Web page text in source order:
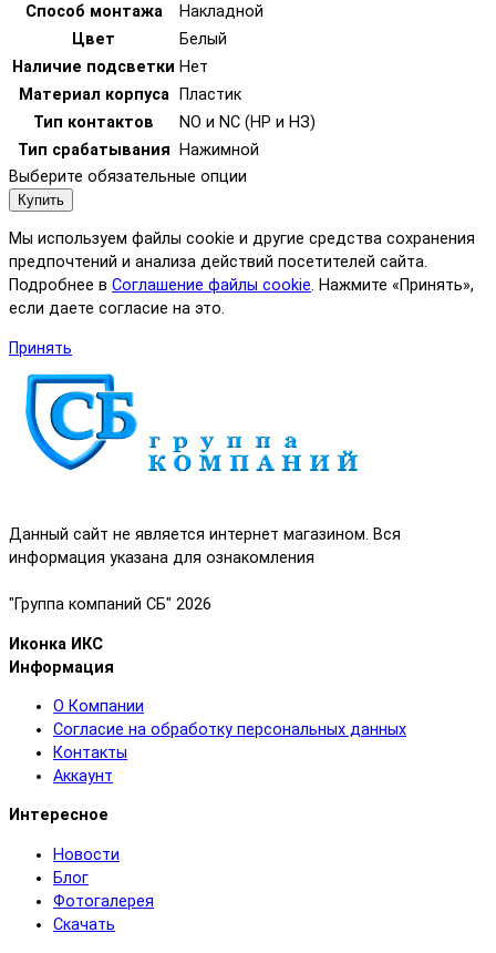
Способ монтажа
Накладной
Цвет
Белый
Наличие подсветки Нет
Материал корпуса
Пластик
Тип контактов
NO и NC (НР и НЗ)
Тип срабатывания
Нажимной
Выберите обязательные опции
Купить
Мы используем файлы cookie и другие средства сохранения
предпочтений и анализа действий посетителей сайта.
Подробнее в Соглашение файлы cookie. Нажмите «Принять»,
если даете согласие на это.
Принять
Данный сайт не является интернет магазином. Вся
информация указана для ознакомления
"Группа компаний СБ" 2026
Иконка ИКС
Информация
О Компании
Согласие на обработку персональных данных
Контакты
Аккаунт
Интересное
Новости
Блог
Фотогалерея
Скачать